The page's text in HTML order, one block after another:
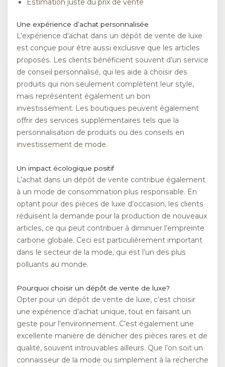
Estimation juste du prix de vente
Une expérience d’achat personnalisée
L’expérience d’achat dans un dépôt de vente de luxe
est conçue pour être aussi exclusive que les articles
proposés. Les clients bénéficient souvent d’un service
de conseil personnalisé, qui les aide à choisir des
produits qui non seulement complètent leur style,
mais représentent également un bon
investissement. Les boutiques peuvent également
offrir des services supplémentaires tels que la
personnalisation de produits ou des conseils en
investissement de mode.
Un impact écologique positif
L’achat dans un dépôt de vente contribue également
à un mode de consommation plus responsable. En
optant pour des pièces de luxe d’occasion, les clients
réduisent la demande pour la production de nouveaux
articles, ce qui peut contribuer à diminuer l’empreinte
carbone globale. Ceci est particulièrement important
dans le secteur de la mode, qui est l’un des plus
polluants au monde.
Pourquoi choisir un dépôt de vente de luxe?
Opter pour un dépôt de vente de luxe, c’est choisir
une expérience d’achat unique, tout en faisant un
geste pour l’environnement. C’est également une
excellente manière de dénicher des pièces rares et de
qualité, souvent introuvables ailleurs. Que l’on soit un
connaisseur de la mode ou simplement à la recherche